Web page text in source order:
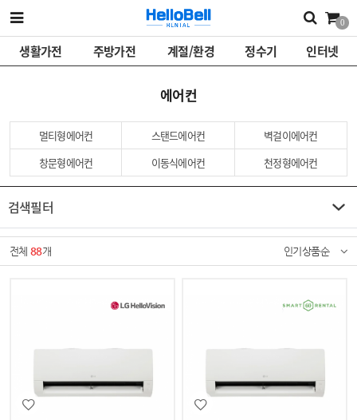
0
생활가전 주방가전 계절/환경 정수기 인터넷
에어컨
멀티형에어컨 스탠드에어컨
벽걸이에어컨
창문형에어컨
이동식에어컨 천정형에어컨
검색필터
전체88개 인기상품순